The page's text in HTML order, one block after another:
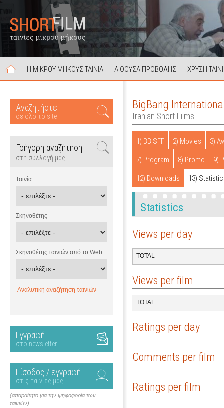
Η ΜΙΚΡΟΥ ΜΗΚΟΥΣ ΤΑΙΝΙΑ ΑΙΘΟΥΣΑ ΠΡΟΒΟΛΗΣ ΧΡΥΣΗ
Αναζητήστε
σε όλο το site
Γρήγορη αναζήτηση
στη συλλογή μας
Ταινία
Σκηνοθέτης
Σκηνοθέτης ταινιών από το Web
Αναλυτική αναζήτηση ταινιών
Εγγραφή
στο newsletter
Είσοδος / εγγραφή
στις ταινίες μας
(απαραίτητο για την ψηφοφορία των
ταινιών)
BigBang
Iranian Short Films
1) BBISFF 2) Movies 3)
7) Program 8) Promo 9)
12) Downloads 13)
Statistics
Views per day
TOTAL
Views per film
TOTAL
Ratings per day
Comments per film
Ratings per film